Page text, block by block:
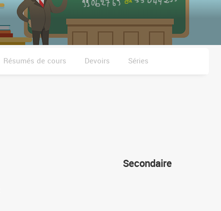
Résumés de cours Devoirs
Séries
Secondaire